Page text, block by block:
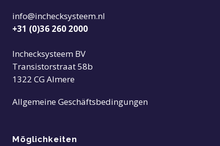
info@inchecksysteem.nl
+31 (0)36 260 2000
Inchecksysteem BV
Transistorstraat 58b
1322 CG Almere
Allgemeine Geschäftsbedingungen
Möglichkeiten